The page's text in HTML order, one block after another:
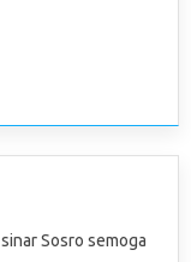
Sosro semoga